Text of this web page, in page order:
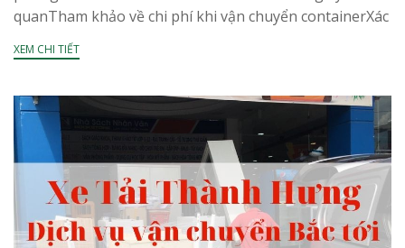
quanTham khảo về chi phí khi vận chuyển containerXác
định thời gian thuê thật...
XEM CHI TIẾT